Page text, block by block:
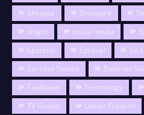
Sheopur
Sheopure
singer
social media
Sportsm
Spritual Sri
Success Stories
Summer
Taalibaan
Technology
TV Gossip
Uattar Pradesh